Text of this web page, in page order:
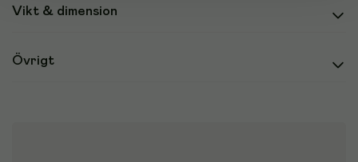
Vikt & dimension
Övrigt